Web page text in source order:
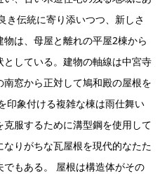
き伝統に寄り添いつつ、新しさ
は、⺟屋と離れの平屋2棟から
している。建物の軸線は中宮寺
窓から正対して鳩和殿の屋根を
印象付ける複雑な棟は⾬仕舞い
服するために溝型鋼を使⽤して
りがちな⽡屋根を現代的なたた
もある。 屋根は構造体がその